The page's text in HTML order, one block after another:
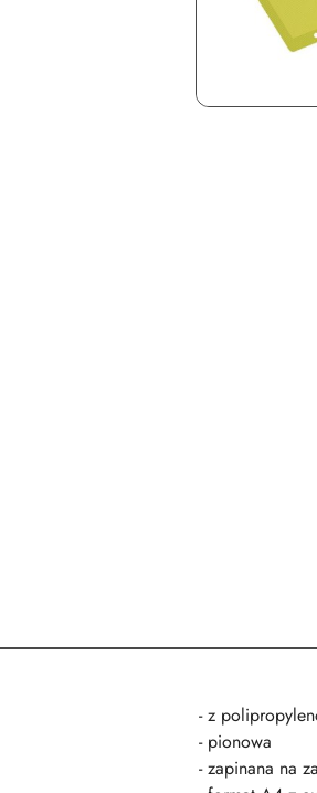
- z
- pionowa
- zapinana na